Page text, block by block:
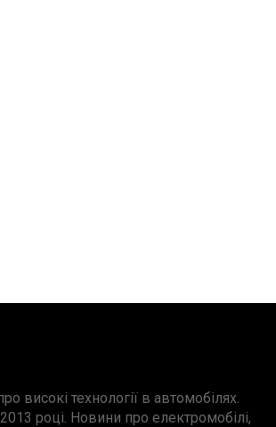
високі технології в автомобілях.
році. Новини про електромобілі,